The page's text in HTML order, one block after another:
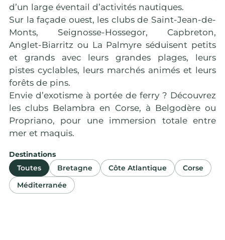
d’un large éventail d’activités nautiques.
Sur la façade ouest, les clubs de Saint-Jean-de-
Monts, Seignosse-Hossegor, Capbreton,
Anglet-Biarritz ou La Palmyre séduisent petits
et grands avec leurs grandes plages, leurs
pistes cyclables, leurs marchés animés et leurs
forêts de pins.
Envie d’exotisme à portée de ferry ? Découvrez
les clubs Belambra en Corse, à Belgodère ou
Propriano, pour une immersion totale entre
mer et maquis.
Destinations
Toutes
Bretagne Côte Atlantique
Corse
Méditerranée
La Grande Motte